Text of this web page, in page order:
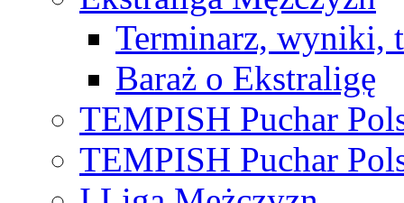
Terminarz, wyniki,
Baraż o Ekstraligę
TEMPISH Puchar
TEMPISH Puchar